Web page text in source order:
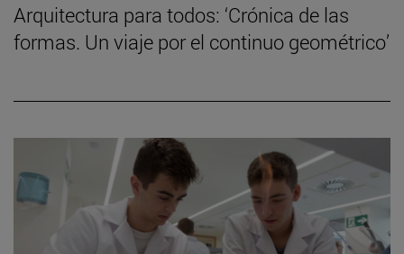
Arquitectura para todos: ‘Crónica de las
formas. Un viaje por el continuo geométrico’